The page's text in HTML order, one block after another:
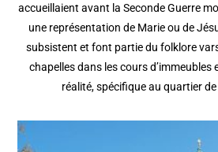
accueillaient avant la Seconde Guerre
une représentation de Marie ou de
subsistent et font partie du folklore
chapelles dans les cours d’immeubles
réalité, spécifique au quartier